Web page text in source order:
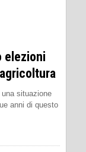
elezioni
situazione
anni di questo